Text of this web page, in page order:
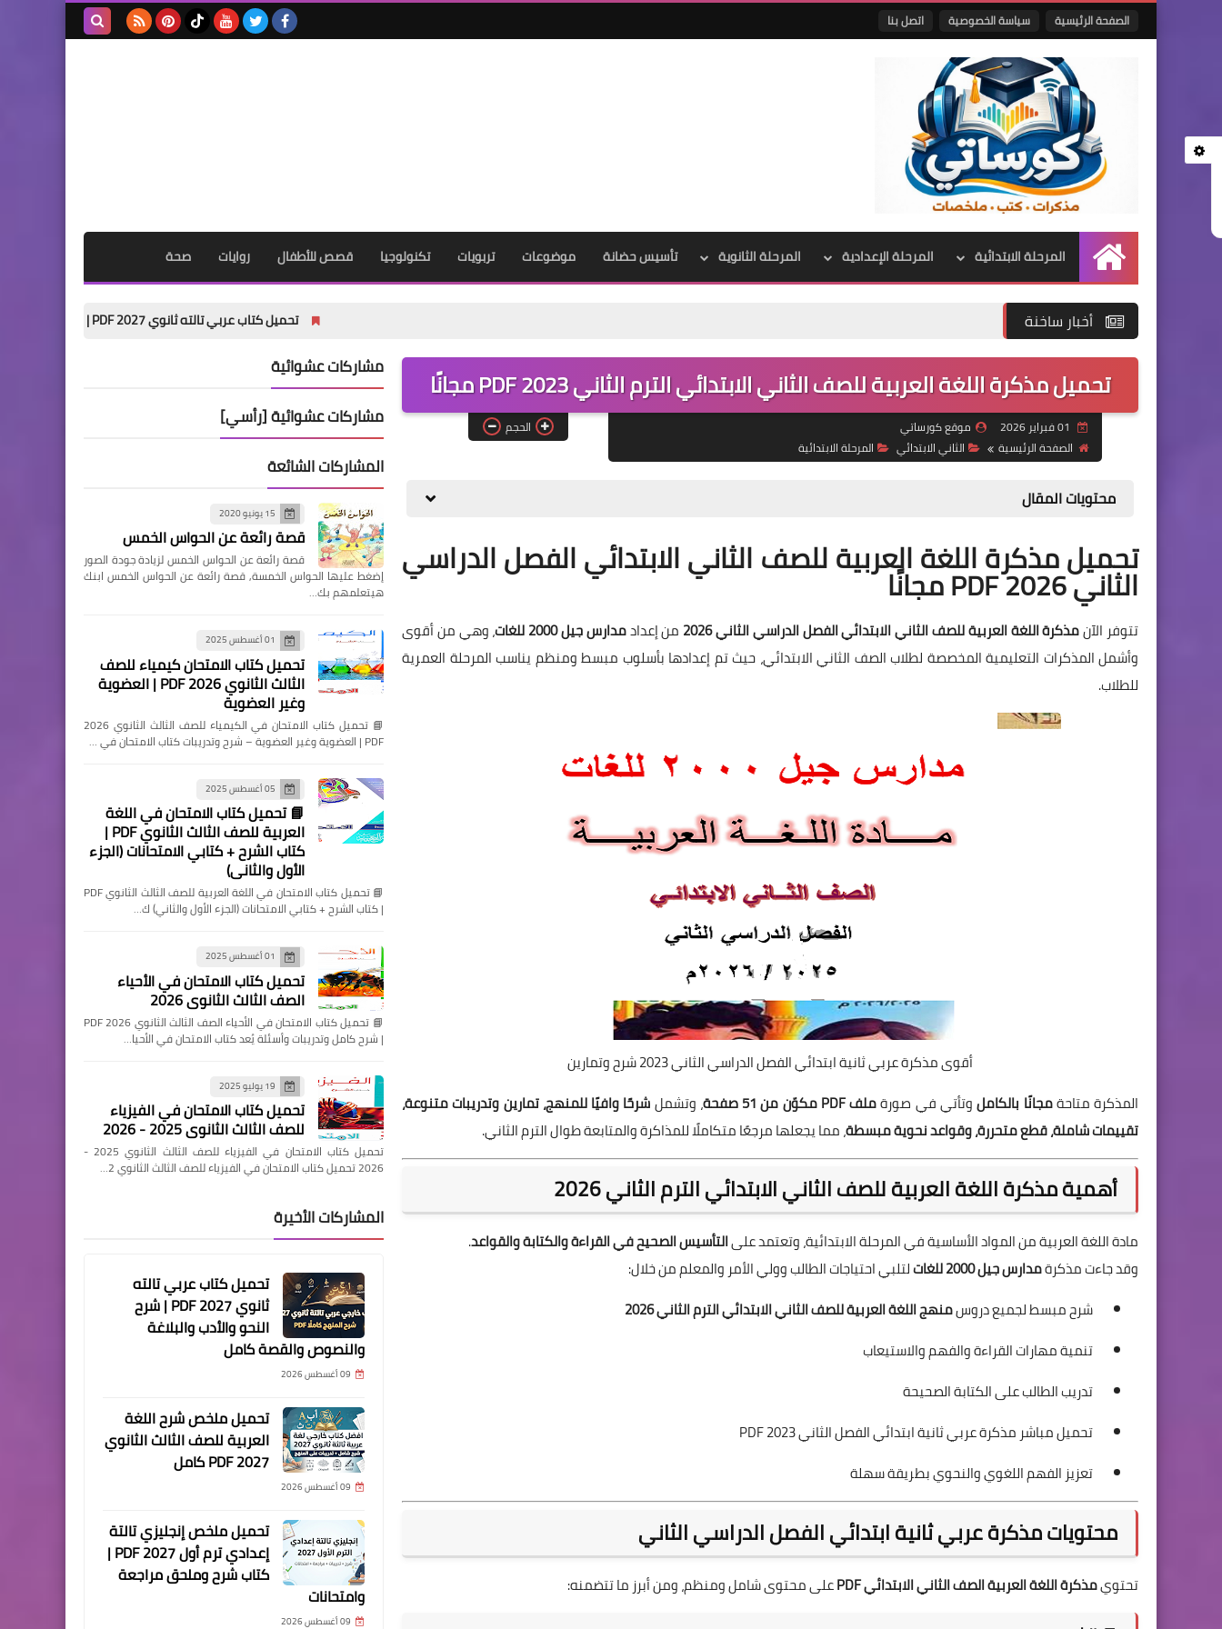
الصفحة الرئيسية سياسة الخصوصية اتصل بنا
الرئيسية
المرحلة الابتدائية المرحلة الإعدادية المرحلة الثانوية تأسيس حضانة موضوعات تربويات تكنولوجيا قصص للأطفال روايات صحة
أخبار ساخنة تحميل كتاب عربي تالته ثانوي 2027 PDF | شرح النحو والأدب والبلاغة والنصوص والقصة كامل
تحميل مذكرة اللغة العربية للصف الثاني الابتدائي الترم الثاني 2023 PDF مجانًا
موقع كورساتي
الصفحة الرئيسية
الثاني الابتدائي المرحلة الابتدائية
الحجم
محتويات المقال
تحميل مذكرة اللغة العربية للصف الثاني الابتدائي الفصل الدراسي
الثاني 2026 PDF مجانًا
تتوفر الآنمذكرة اللغة العربية للصف الثاني الابتدائي الفصل الدراسي الثاني 2026 من إعدادمدارس جيل 2000 للغات
، وهي من أقوى
وأشمل المذكرات التعليمية المخصصة لطلاب الصف الثاني الابتدائي، حيث تم إعدادها بأسلوب مبسط ومنظم يناسب المرحلة العمرية
للطلاب.
أقوى مذكرة عربي ثانية ابتدائي الفصل الدراسي الثاني 2023 شرح وتمارين
المذكرة متاحةمجانًا بالكاملوتأتي في صورةملف PDF مكوّن من 51 صفحة ، وتشملشرحًا وافيًا للمنهج، تمارين وتدريبات متنوعة،
تقييمات شاملة، قطع متحررة، وقواعد نحوية مبسطة، مما يجعلها مرجعًا متكاملًا للمذاكرة والمتابعة طوال الترم الثاني.
أهمية مذكرة اللغة العربية للصف الثاني الابتدائي الترم الثاني 2026
مادة اللغة العربية من المواد الأساسية في المرحلة الابتدائية، وتعتمد علىالتأسيس الصحيح في القراءة والكتابة والقواعد.
وقد جاءت مذكرةمدارس جيل 2000 للغات
لتلبي احتياجات الطالب وولي الأمر والمعلم من خلال:
شرح مبسط لجميع دروسمنهج اللغة العربية للصف الثاني الابتدائي الترم الثاني 2026
تنمية مهارات القراءة والفهم والاستيعاب
تدريب الطالب على الكتابة الصحيحة
تحميل مباشر مذكرة عربي ثانية ابتدائي الفصل الثاني 2023 PDF
تعزيز الفهم اللغوي والنحوي بطريقة سهلة
محتويات مذكرة عربي ثانية ابتدائي الفصل الدراسي الثاني
تحتويمذكرة اللغة العربية الصف الثاني الابتدائي PDF على محتوى شامل ومنظم، ومن أبرز ما تتضمنه:
مشاركات عشوائية
مشاركات عشوائية [رأسي]
المشاركات الشائعة
15 يونيو 2020
قصة رائعة عن الحواس الخمس
قصة رائعة عن الحواس الخمس لزيادة جودة الصور
إضغط عليها الحواس الخمسة, قصة رائعة عن الحواس الخمس ابنك
هيتعلمهم بك…
01 أغسطس 2025
تحميل كتاب الامتحان كيمياء للصف
الثالث الثانوي 2026 PDF | العضوية
وغير العضوية
📘 تحميل كتاب الامتحان في الكيمياء للصف الثالث الثانوي 2026
PDF | العضوية وغير العضوية – شرح وتدريبات كتاب الامتحان في …
05 أغسطس 2025
📘 تحميل كتاب الامتحان في اللغة
العربية للصف الثالث الثانوي PDF |
كتاب الشرح + كتابي الامتحانات (الجزء
الأول والثاني)
📘 تحميل كتاب الامتحان في اللغة العربية للصف الثالث الثانوي PDF
| كتاب الشرح + كتابي الامتحانات (الجزء الأول والثاني) ك…
01 أغسطس 2025
تحميل كتاب الامتحان في الأحياء
الصف الثالث الثانوي 2026
📘 تحميل كتاب الامتحان في الأحياء الصف الثالث الثانوي 2026 PDF
| شرح كامل وتدريبات وأسئلة يُعد كتاب الامتحان في الأحيا…
19 يوليو 2025
تحميل كتاب الامتحان في الفيزياء
للصف الثالث الثانوي 2025 - 2026
تحميل كتاب الامتحان في الفيزياء للصف الثالث الثانوي 2025 -
2026 تحميل كتاب الامتحان في الفيزياء للصف الثالث الثانوي 2…
المشاركات الأخيرة
تحميل كتاب عربي تالته
ثانوي 2027 PDF | شرح
النحو والأدب والبلاغة
والنصوص والقصة كامل
09 أغسطس 2026
تحميل ملخص شرح اللغة
العربية للصف الثالث الثانوي
2027 PDF كامل
09 أغسطس 2026
تحميل ملخص إنجليزي تالتة
إعدادي ترم أول 2027 PDF |
كتاب شرح وملحق مراجعة
وامتحانات
09 أغسطس 2026